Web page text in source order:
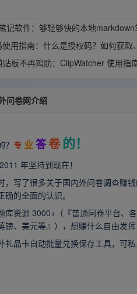
：够轻够快的本地markdown笔记应用90notes使
指南：什么是授权码？如何获取、设置
板不再鸡肋：ClipWatcher 使用指
问卷网介绍
专 业答卷 的！
年坚持到现在！
，写了很多关于国内外问卷调查赚
确的全面的认识。
库资源 3000+（『普通问卷平台、
镑、美元等』），想赚什么自由发挥
礼品卡自动批量兑换保存工具，可私